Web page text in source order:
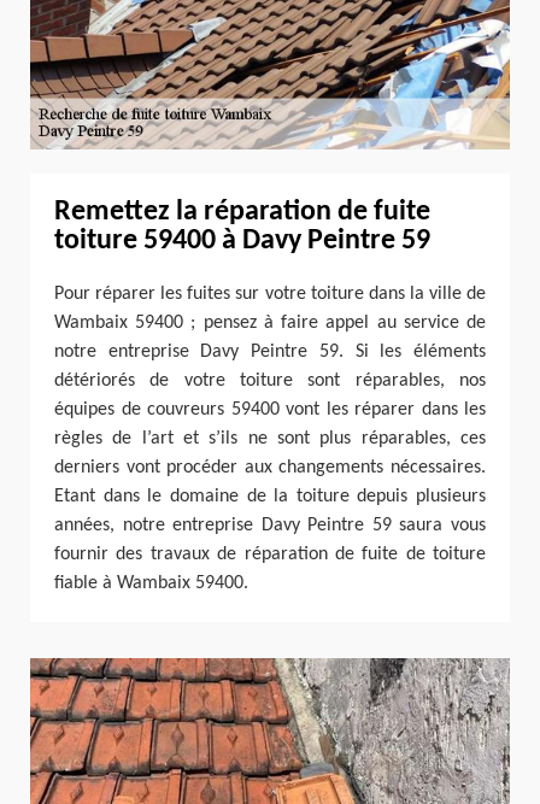
Remettez la réparation de fuite
toiture 59400 à Davy Peintre 59
Pour réparer les fuites sur votre toiture dans la ville de
Wambaix 59400 ; pensez à faire appel au service de
notre entreprise Davy Peintre 59. Si les éléments
détériorés de votre toiture sont réparables, nos
équipes de couvreurs 59400 vont les réparer dans les
règles de l’art et s’ils ne sont plus réparables, ces
derniers vont procéder aux changements nécessaires.
Etant dans le domaine de la toiture depuis plusieurs
années, notre entreprise Davy Peintre 59 saura vous
fournir des travaux de réparation de fuite de toiture
fiable à Wambaix 59400.